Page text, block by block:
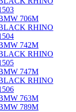
706M
RHINO
742M
RHINO
747M
RHINO
763M
789M